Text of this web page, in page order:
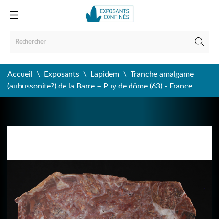
Accueil Exposants Lapidem
Tranche amalgame
(aubussonite?) de la Barre – Puy de dôme (63) - France